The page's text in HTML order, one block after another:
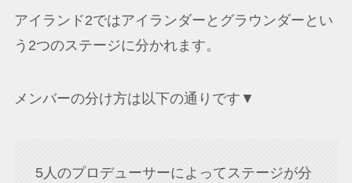
アイランド2ではアイランダーとグラウンダーとい
う2つのステージに分かれます。
メンバーの分け方は以下の通りです▼
5人のプロデューサーによってステージが分